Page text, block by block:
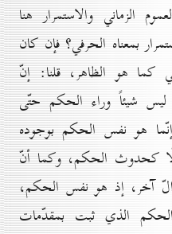
الزماني والاستمرار هنا
بمعناه الحرفي؟ فإن كان
كما هو الظاهر، قلنا: إنّ
ليس شيئاً وراء الحكم حتّى
هو نفس الحكم بوجوده
كحدوث الحكم، وكما أنّ
آخر، إذ هو نفس الحكم،
الذي ثبت بمقدّمات